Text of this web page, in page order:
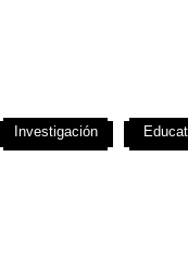
Investigación